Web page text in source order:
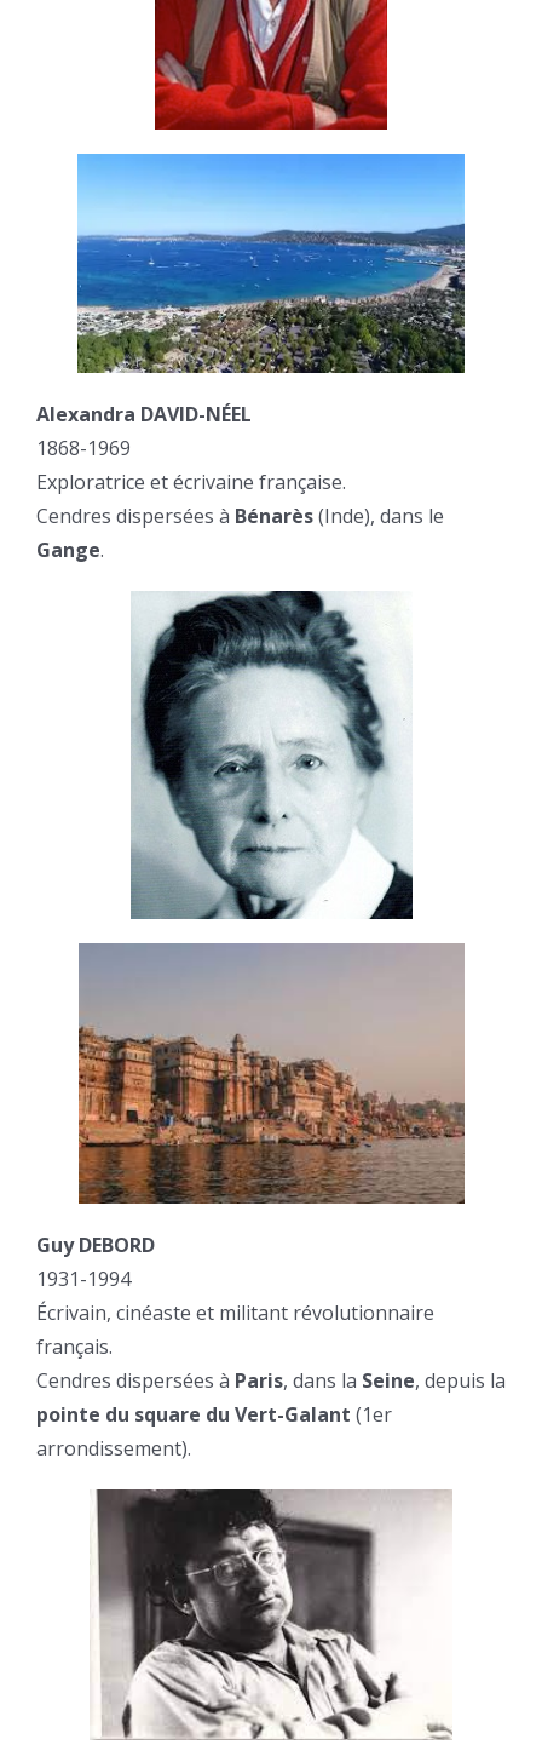
Alexandra DAVID-NÉEL
1868-1969
Exploratrice et écrivaine française.
Cendres dispersées à Bénarès(Inde), dans le
Gange.
Guy DEBORD
1931-1994
Écrivain, cinéaste et militant révolutionnaire
français.
Cendres dispersées à Paris, dans la Seine, depuis la
pointe du square du Vert-Galant (1er
arrondissement).